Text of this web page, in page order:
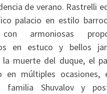
de verano. Rastrelli
palacio en estilo
armoniosas
en estuco y bellos
la muerte del duque, el
en múltiples ocasiones,
familia Shuvalov y